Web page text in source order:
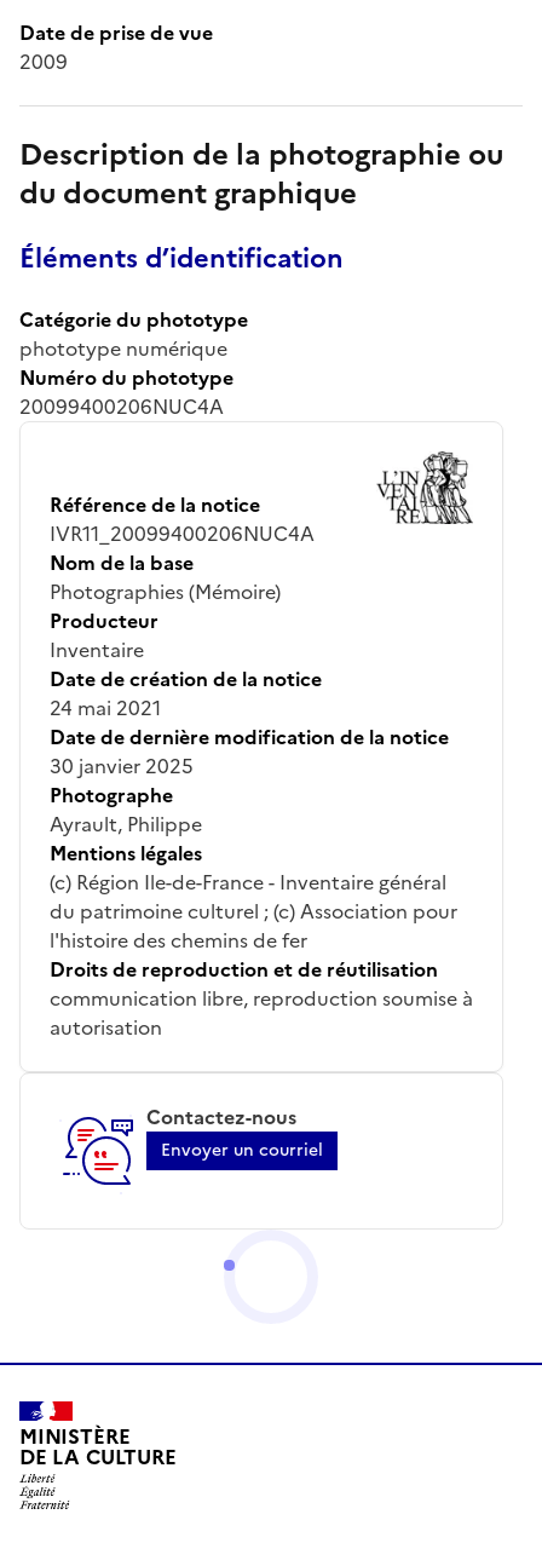
Date de prise de vue
2009
Description de la photographie ou
du document graphique
Éléments d’identification
Catégorie du phototype
phototype numérique
Numéro du phototype
20099400206NUC4A
Référence de la notice
IVR11_20099400206NUC4A
Nom de la base
Photographies (Mémoire)
Producteur
Inventaire
Date de création de la notice
24 mai 2021
Date de dernière modification de la notice
30 janvier 2025
Photographe
Ayrault, Philippe
Mentions légales
(c) Région Ile-de-France - Inventaire général
du patrimoine culturel ; (c) Association pour
l'histoire des chemins de fer
Droits de reproduction et de réutilisation
communication libre, reproduction soumise à
autorisation
Contactez-nous
Envoyer un courriel
MINISTÈRE
DE LA CULTURE